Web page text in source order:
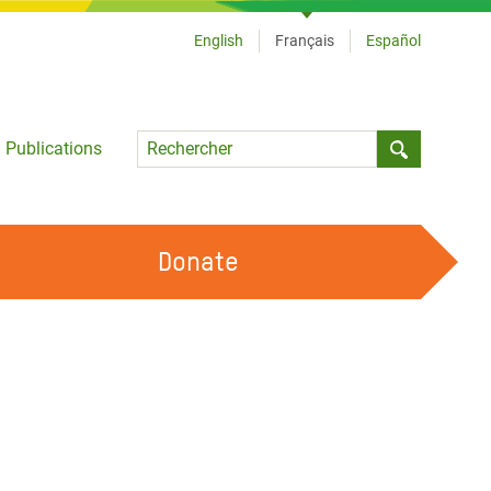
Publications
Language
English Français Español
Donate